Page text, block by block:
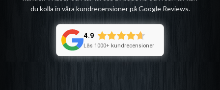
du kolla in våra kundrecensioner på Google Reviews.
4.9
Läs 1000+ kundrecensioner